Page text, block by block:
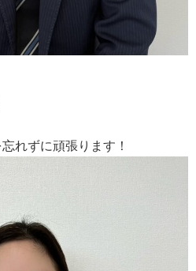
れずに頑張ります！